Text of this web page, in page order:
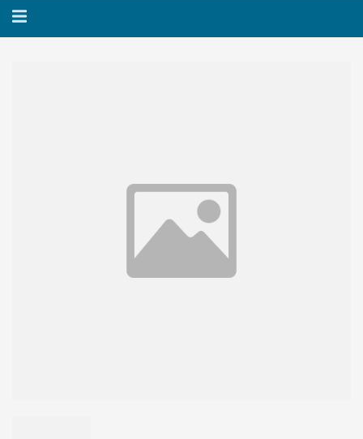
Alternar